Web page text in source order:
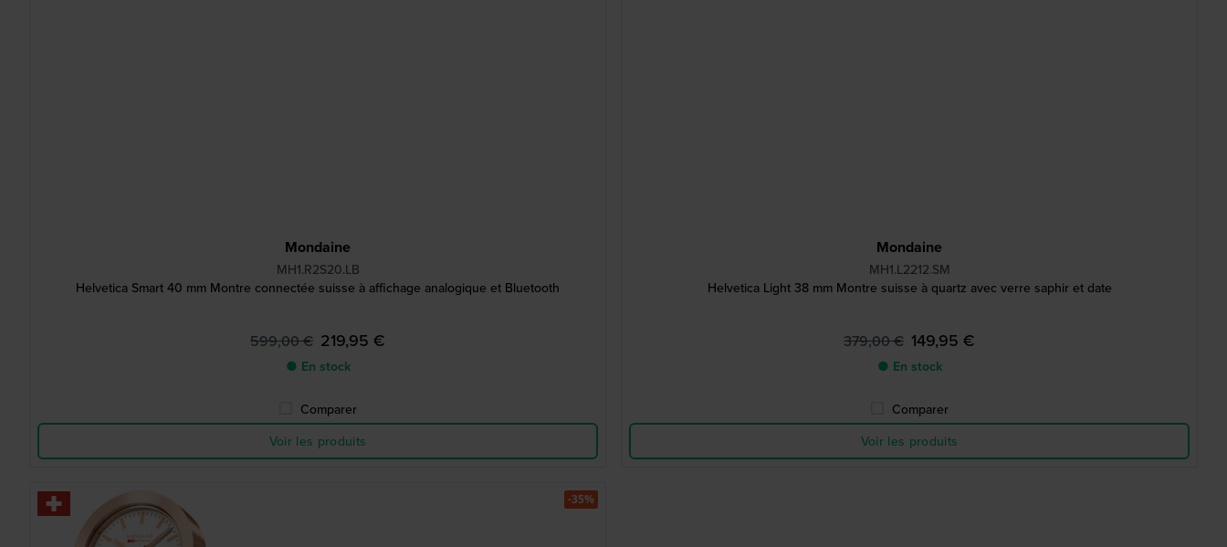
Mondaine
MH1.R2S20.LB
Helvetica Smart 40 mm Montre connectée suisse à affichage analogique et Bluetooth
599,00 € 219,95 €
● En stock
Comparer
Voir les produits
Mondaine
MH1.L2212.SM
Helvetica Light 38 mm Montre suisse à quartz avec verre saphir et date
379,00 € 149,95 €
● En stock
Comparer
Voir les produits
-35%